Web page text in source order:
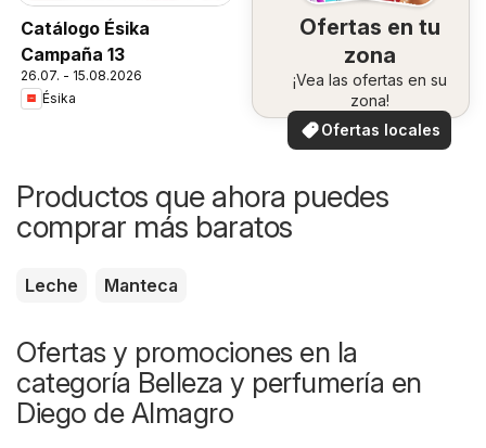
Catálogo Ésika
Campaña 13
26.07. - 15.08.2026
Ésika
Ofertas en tu
zona
¡Vea las ofertas en su
zona!
Ofertas locales
Productos que ahora puedes
comprar más baratos
Leche Manteca
Ofertas y promociones en la
categoría Belleza y perfumería en
Diego de Almagro